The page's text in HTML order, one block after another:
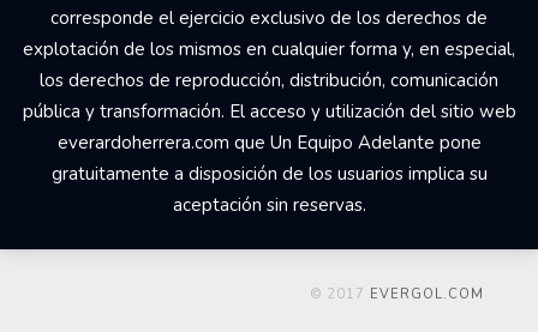
corresponde el ejercicio exclusivo de los derechos de
explotación de los mismos en cualquier forma y, en especial,
los derechos de reproducción, distribución, comunicación
pública y transformación. El acceso y utilización del sitio web
everardoherrera.com que Un Equipo Adelante pone
gratuitamente a disposición de los usuarios implica su
aceptación sin reservas.
© 2017 EVERGOL.COM